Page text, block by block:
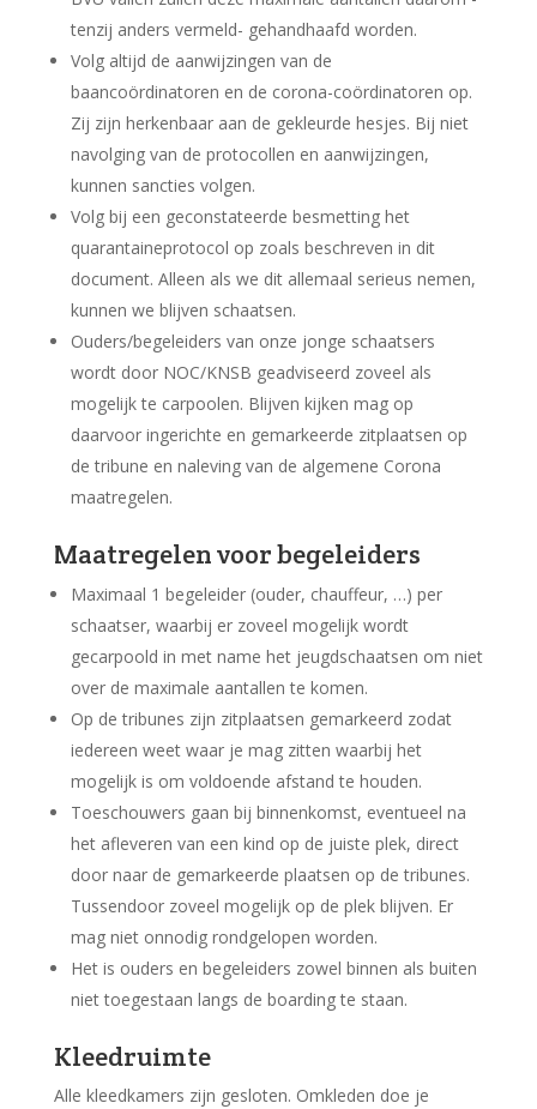
tenzij anders vermeld- gehandhaafd worden.
Volg altijd de aanwijzingen van de
baancoördinatoren en de corona-coördinatoren op.
Zij zijn herkenbaar aan de gekleurde hesjes. Bij niet
navolging van de protocollen en aanwijzingen,
kunnen sancties volgen.
Volg bij een geconstateerde besmetting het
quarantaineprotocol op zoals beschreven in dit
document. Alleen als we dit allemaal serieus nemen,
kunnen we blijven schaatsen.
Ouders/begeleiders van onze jonge schaatsers
wordt door NOC/KNSB geadviseerd zoveel als
mogelijk te carpoolen. Blijven kijken mag op
daarvoor ingerichte en gemarkeerde zitplaatsen op
de tribune en naleving van de algemene Corona
maatregelen.
Maatregelen voor begeleiders
Maximaal 1 begeleider (ouder, chauffeur, …) per
schaatser, waarbij er zoveel mogelijk wordt
gecarpoold in met name het jeugdschaatsen om niet
over de maximale aantallen te komen.
Op de tribunes zijn zitplaatsen gemarkeerd zodat
iedereen weet waar je mag zitten waarbij het
mogelijk is om voldoende afstand te houden.
Toeschouwers gaan bij binnenkomst, eventueel na
het afleveren van een kind op de juiste plek, direct
door naar de gemarkeerde plaatsen op de tribunes.
Tussendoor zoveel mogelijk op de plek blijven. Er
mag niet onnodig rondgelopen worden.
Het is ouders en begeleiders zowel binnen als buiten
niet toegestaan langs de boarding te staan.
Kleedruimte
Alle kleedkamers zijn gesloten. Omkleden doe je